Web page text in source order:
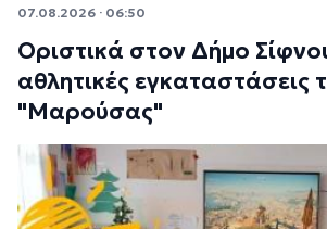
07.08.2026 · 06:50
Οριστικά στον Δήμο
αθλητικές εγκαταστάσεις
"Μαρούσας"